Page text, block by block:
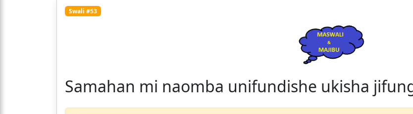
Swali #53
Samahan mi naomba unifundishe ukisha